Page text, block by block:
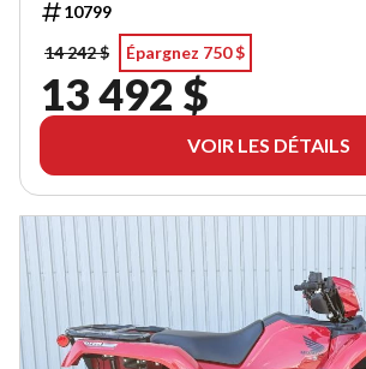
10799
14 242 $
Épargnez 750 $
13 492 $
VOIR LES DÉTAILS